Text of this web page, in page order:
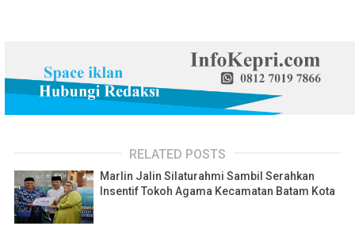
RELATED POSTS
Marlin Jalin Silaturahmi Sambil Serahkan
Insentif Tokoh Agama Kecamatan Batam Kota